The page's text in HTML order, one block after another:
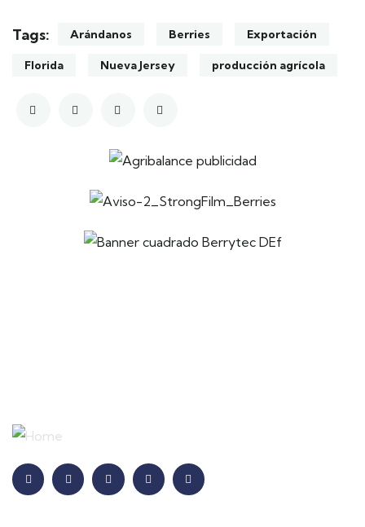
Tags: Arándanos Berries Exportación
Florida Nueva Jersey producción agrícola